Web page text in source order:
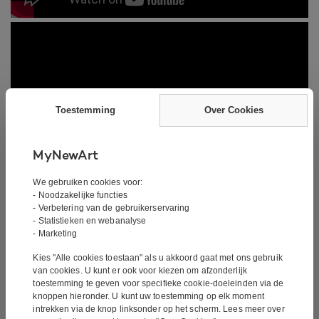
Schilderij – Be Cool
De kunstenaar: Peter Hall
Techniek:Handgeschilderd
Toestemming Over Cookies
MyNewArt
We gebruiken cookies voor:
- Noodzakelijke functies
- Verbetering van de gebruikerservaring
- Statistieken en webanalyse
- Marketing
Kies "Alle cookies toestaan" als u akkoord gaat met ons gebruik
van cookies. U kunt er ook voor kiezen om afzonderlijk
toestemming te geven voor specifieke cookie-doeleinden via de
knoppen hieronder. U kunt uw toestemming op elk moment
intrekken via de knop linksonder op het scherm. Lees meer over